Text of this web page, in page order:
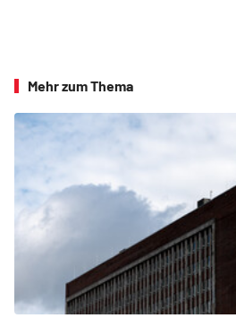
Mehr zum Thema